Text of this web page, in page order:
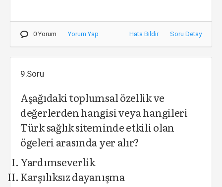
0 Yorum Yorum Yap Hata Bildir Soru Detay
9.Soru
Aşağıdaki toplumsal özellik ve
değerlerden hangisi veya hangileri
Türk sağlık siteminde etkili olan
ögeleri arasında yer alır?
Yardımseverlik
Karşılıksız dayanışma